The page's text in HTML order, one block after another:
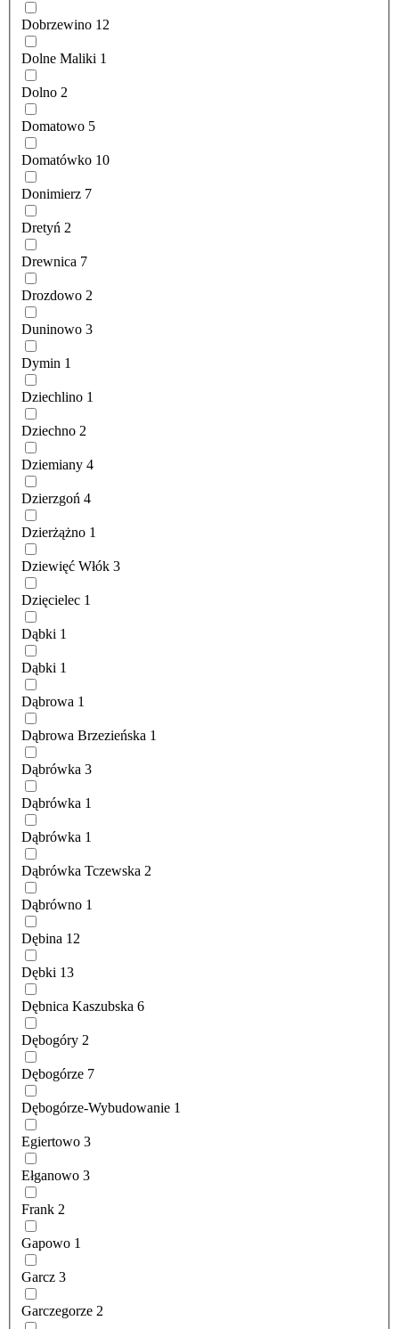
Dobrzewino 12
Dolne Maliki 1
Dolno 2
Domatowo 5
Domatówko 10
Donimierz 7
Dretyń 2
Drewnica 7
Drozdowo 2
Duninowo 3
Dymin 1
Dziechlino 1
Dziechno 2
Dziemiany 4
Dzierzgoń 4
Dzierżążno 1
Dziewięć Włók 3
Dzięcielec 1
Dąbki 1
Dąbki 1
Dąbrowa 1
Dąbrowa Brzezieńska 1
Dąbrówka 3
Dąbrówka 1
Dąbrówka 1
Dąbrówka Tczewska 2
Dąbrówno 1
Dębina 12
Dębki 13
Dębnica Kaszubska 6
Dębogóry 2
Dębogórze 7
Dębogórze-Wybudowanie 1
Egiertowo 3
Ełganowo 3
Frank 2
Gapowo 1
Garcz 3
Garczegorze 2